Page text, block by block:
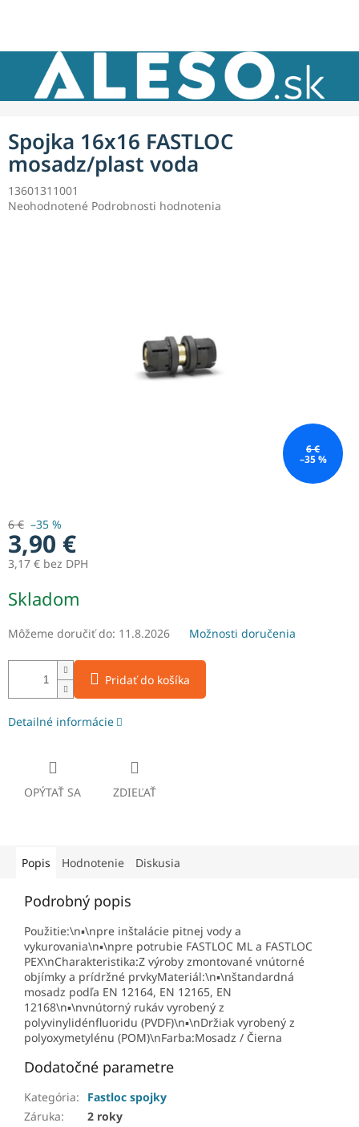
Spojka 16x16 FASTLOC
mosadz/plast voda
13601311001
Priemerné
Neohodnotené Podrobnosti hodnotenia
6 €
–35 %
6 € –35 %
3,90 €
3,17 € bez DPH
cena:
Skladom
Môžeme doručiť do: 11.8.2026 Možnosti doručenia
Pridať do košíka
Detailné informácie
OPÝTAŤ SA ZDIEĽAŤ
Popis Hodnotenie Diskusia
Podrobný popis
Použitie:\n▪\npre inštalácie pitnej vody a
vykurovania\n▪\npre potrubie FASTLOC ML a FASTLOC
PEX\nCharakteristika:Z výroby zmontované vnútorné
objímky a prídržné prvkyMateriál:\n▪\nštandardná
mosadz podľa EN 12164, EN 12165, EN
12168\n▪\nvnútorný rukáv vyrobený z
polyvinylidénfluoridu (PVDF)\n▪\nDržiak vyrobený z
polyoxymetylénu (POM)\nFarba:Mosadz / Čierna
Dodatočné parametre
Kategória:
Fastloc spojky
Záruka:
2 roky